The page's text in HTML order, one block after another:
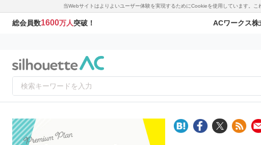
当Webサイトはよりよいユーザー体験を実現するためにCookieを使用しています。
総会員数1600万人突破！ ACワークス